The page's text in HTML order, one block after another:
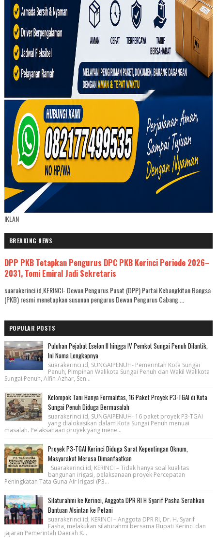
IKLAN
BREAKING NEWS
DPP PKB Tetapkan Pengurus DPC PKB Kerinci Periode 2026–
2031, Tomi Emiral Jadi Sekretaris
suarakerinci.id,KERINCI- Dewan Pengurus Pusat (DPP) Partai Kebangkitan Bangsa
(PKB) resmi menetapkan susunan pengurus Dewan Pengurus Cabang ...
POPULAR POSTS
Puluhan Pejabat Eselon II hingga IV Pemkot Sungai Penuh Dilantik,
Ini Nama Lengkapnya
suarakerinci.id, SUNGAIPENUH- Pemerintah Kota Sungai
Penuh, Pimpinan Walikota Sungai Penuh dan Wakil Walikota
Sungai Penuh, Alfin-Azhar, Sen...
Kelompok Tani Hanya Formalitas, 16 Paket Proyek P3-TGAI di Kota
Sungai Penuh Diduga Bermasalah
suarakerinci.id, SUNGAIPENUH- 16 paket proyek P3-TGAI
yang dialokasikan dalam Kota Sungai Penuh menuai
masalah. Pelaksanaan proyek yang mene...
Proyek P3-TGAI Kerinci Diduga Sarat Kepentingan Oknum,
Masyarakat Merasa Dimanfaatkan
Suarakerinci.id, KERINCI – Tidak hanya soal kualitas
bangunan irigasi, pelaksanaan proyek Percepatan
Peningkatan Tata Guna Air Irigasi (P3...
Silaturahmi ke Kerinci, Anggota DPR RI H Syarif Pasha Serahkan
Bantuan Alsintan ke Petani
suarakerinci.id, KERINCI – Anggota DPR RI, Dr. H. Syarif
Fasha, melakukan silaturahmi bersama Bupati Kerinci dan
jajaran Pemerintah Daerah K...